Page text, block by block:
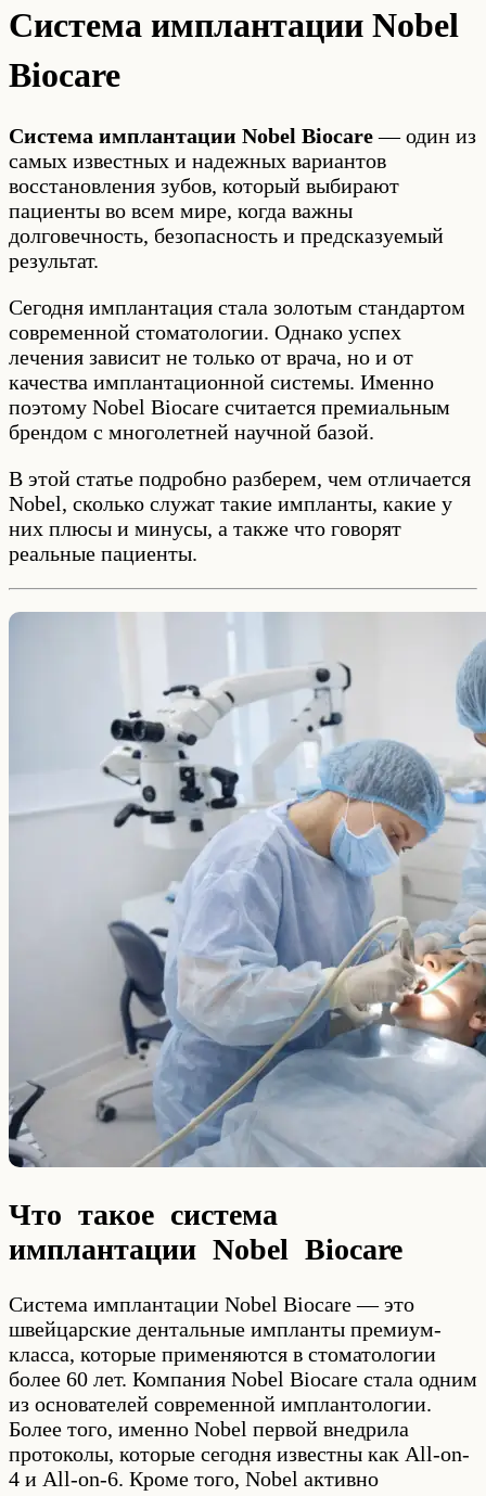
Система имплантации Nobel
Biocare
Система имплантации Nobel Biocare— один из
самых известных и надежных вариантов
восстановления зубов, который выбирают
пациенты во всем мире, когда важны
долговечность, безопасность и предсказуемый
результат.
Сегодня имплантация стала золотым стандартом
современной стоматологии. Однако успех
лечения зависит не только от врача, но и от
качества имплантационной системы. Именно
поэтому Nobel Biocare считается премиальным
брендом с многолетней научной базой.
В этой статье подробно разберем, чем отличается
Nobel, сколько служат такие импланты, какие у
них плюсы и минусы, а также что говорят
реальные пациенты.
Что такое система
имплантации Nobel Biocare
Система имплантации Nobel Biocare — это
швейцарские дентальные импланты премиум-
класса, которые применяются в стоматологии
более 60 лет. Компания Nobel Biocare стала одним
из основателей современной имплантологии.
Более того, именно Nobel первой внедрила
протоколы, которые сегодня известны как All-on-
4 и All-on-6. Кроме того, Nobel активно